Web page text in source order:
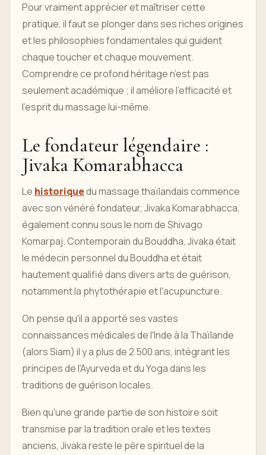
Pour vraiment apprécier et maîtriser cette
pratique, il faut se plonger dans ses riches origines
et les philosophies fondamentales qui guident
chaque toucher et chaque mouvement.
Comprendre ce profond héritage n’est pas
seulement académique ; il améliore l'efficacité et
l'esprit du massage lui-même.
Le fondateur légendaire :
Jivaka Komarabhacca
Le historiquedu massage thaïlandais commence
avec son vénéré fondateur, Jivaka Komarabhacca,
également connu sous le nom de Shivago
Komarpaj. Contemporain du Bouddha, Jivaka était
le médecin personnel du Bouddha et était
hautement qualifié dans divers arts de guérison,
notamment la phytothérapie et l'acupuncture.
On pense qu'il a apporté ses vastes
connaissances médicales de l'Inde à la Thaïlande
(alors Siam) il y a plus de 2 500 ans, intégrant les
principes de l'Ayurveda et du Yoga dans les
traditions de guérison locales.
Bien qu'une grande partie de son histoire soit
transmise par la tradition orale et les textes
anciens, Jivaka reste le père spirituel de la